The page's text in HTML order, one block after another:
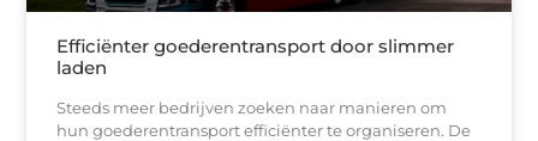
Efficiënter goederentransport door slimmer
laden
Steeds meer bedrijven zoeken naar manieren om
hun goederentransport efficiënter te organiseren. De